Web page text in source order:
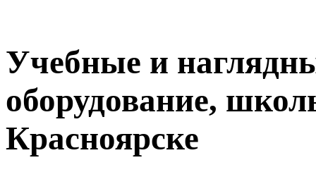
Учебные и
оборудование,
Красноярске